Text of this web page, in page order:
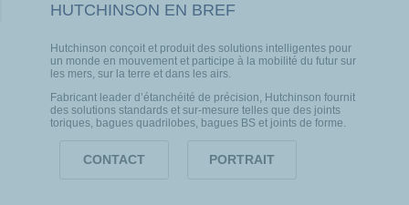
HUTCHINSON EN BREF
Hutchinson conçoit et produit des solutions intelligentes pour
un monde en mouvement et participe à la mobilité du futur sur
les mers, sur la terre et dans les airs.
Fabricant leader d’étanchéité de précision, Hutchinson fournit
des solutions standards et sur-mesure telles que des joints
toriques, bagues quadrilobes, bagues BS et joints de forme.
CONTACT PORTRAIT